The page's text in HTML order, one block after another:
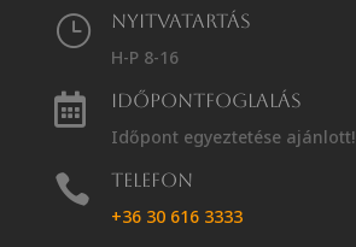
}
Nyitvatartás
H-P 8-16

Időpontfoglalás
Időpont egyeztetése ajánlott!

Telefon
+36 30 616 3333